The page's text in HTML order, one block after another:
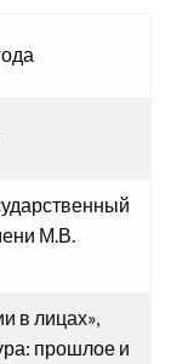
М.В.
в лицах»,
прошлое и